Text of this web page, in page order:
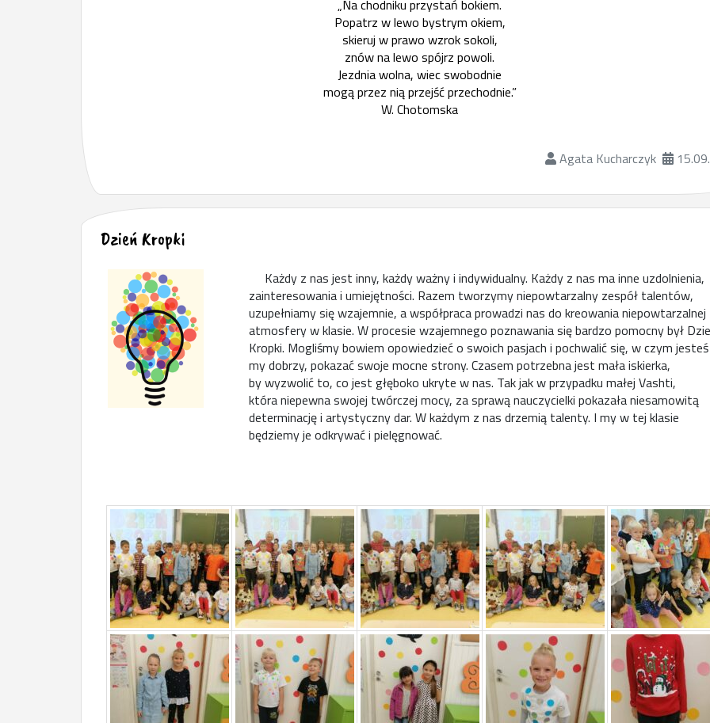
„Na chodniku przystań bokiem.
Popatrz w lewo bystrym okiem,
skieruj w prawo wzrok sokoli,
znów na lewo spójrz powoli.
Jezdnia wolna, wiec swobodnie
mogą przez nią przejść przechodnie.”
W. Chotomska
Agata Kucharczyk
Dzień Kropki
Każdy z nas jest inny, każdy ważny i indywidualny. Każdy z nas ma inne uzdolnienia,
zainteresowania i umiejętności. Razem tworzymy niepowtarzalny zespół talentów,
uzupełniamy się wzajemnie, a współpraca prowadzi nas do kreowania niepowtarzalnej
atmosfery w klasie. W procesie wzajemnego poznawania się bardzo pomocny był
Kropki. Mogliśmy bowiem opowiedzieć o swoich pasjach i pochwalić się, w czym jesteś
my dobrzy, pokazać swoje mocne strony. Czasem potrzebna jest mała iskierka,
by wyzwolić to, co jest głęboko ukryte w nas. Tak jak w przypadku małej Vashti,
która niepewna swojej twórczej mocy, za sprawą nauczycielki pokazała niesamowitą
determinację i artystyczny dar. W każdym z nas drzemią talenty. I my w tej klasie
będziemy je odkrywać i pielęgnować.